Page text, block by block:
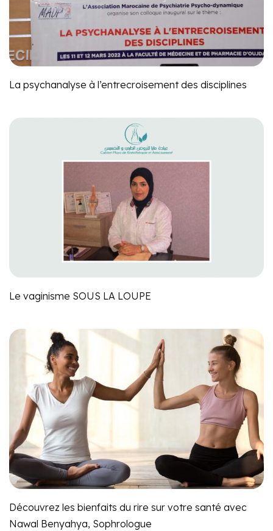
La psychanalyse à l’entrecroisement des disciplines
Le vaginisme SOUS LA LOUPE
Découvrez les bienfaits du rire sur votre santé avec
Nawal Benyahya, Sophrologue